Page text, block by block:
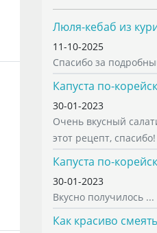
Люля-кебаб из
11-10-2025
Спасибо за
Капуста по-
30-01-2023
Очень вкусный
этот рецепт,
Капуста по-
30-01-2023
Вкусно получилось ...
Как красиво